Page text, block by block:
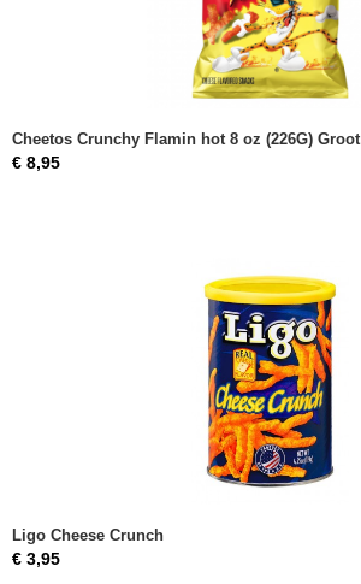
Cheetos Crunchy Flamin hot 8 oz (226G) Groot
€ 8,95
Ligo Cheese Crunch
€ 3,95